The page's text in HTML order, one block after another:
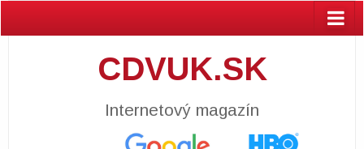
CDVUK.SK
Internetový magazín